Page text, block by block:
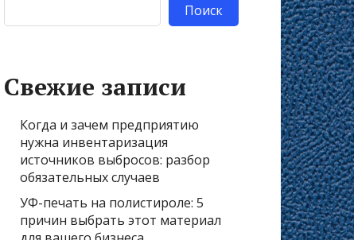
Поиск
Свежие записи
Когда и зачем предприятию
нужна инвентаризация
источников выбросов: разбор
обязательных случаев
УФ-печать на полистироле: 5
причин выбрать этот материал